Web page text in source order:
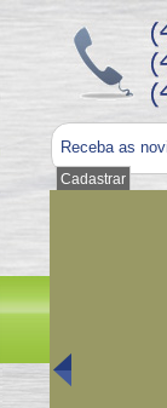
Receba as